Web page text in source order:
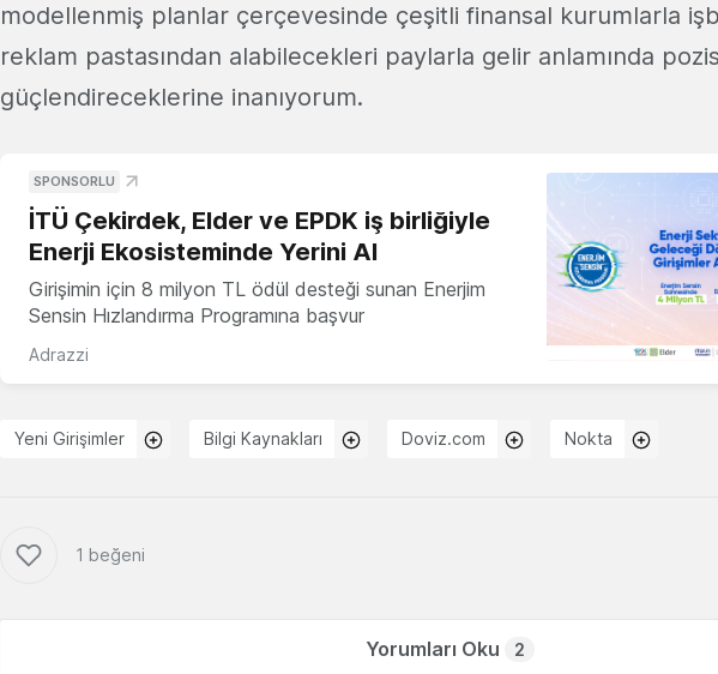
modellenmiş planlar çerçevesinde çeşitli finansal kurumlarla
reklam pastasından alabilecekleri paylarla gelir anlamında
güçlendireceklerine inanıyorum.
SPONSORLU
İTÜ Çekirdek, Elder ve EPDK iş birliğiyle
Enerji Ekosisteminde Yerini Al
Girişimin için 8 milyon TL ödül desteği sunan Enerjim
Sensin Hızlandırma Programına başvur
Adrazzi
Yeni Girişimler Bilgi Kaynakları Doviz.com Nokta
1 beğeni
Yorumları Oku 2